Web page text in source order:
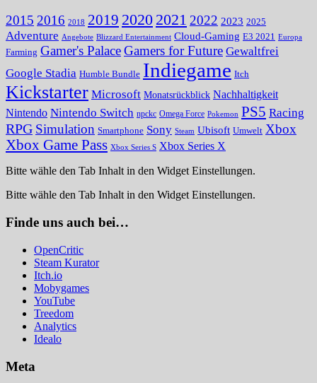
2015 2016 2018 2019 2020 2021 2022 2023 2025
Adventure Angebote Blizzard Entertainment Cloud-Gaming E3 2021 Europa
Farming Gamer's PalaceGamers for Future Gewaltfrei
Google Stadia Humble Bundle Indiegame Itch
Kickstarter Microsoft Monatsrückblick Nachhaltigkeit
Nintendo Nintendo Switch npckc Omega Force Pokemon PS5 Racing
RPG Simulation Smartphone Sony Steam Ubisoft Umwelt Xbox
Xbox Game Pass Xbox Series S Xbox Series X
Bitte wähle den Tab Inhalt in den Widget Einstellungen.
Bitte wähle den Tab Inhalt in den Widget Einstellungen.
Finde uns auch bei…
OpenCritic
Steam Kurator
Itch.io
Mobygames
YouTube
Treedom
Analytics
Idealo
Meta